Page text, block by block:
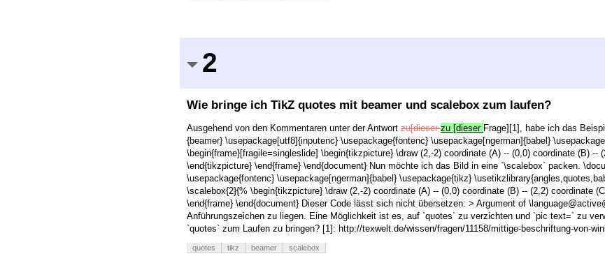
2
Wie bringe ich TikZ quotes mit beamer und scalebox zum laufen?
Ausgehend von den Kommentaren unter der Antwort zu[dieserzu [dieser Frage][1], habe ich das
{beamer} \usepackage[utf8]{inputenc} \usepackage{fontenc} \usepackage[ngerman]{babel}
\begin{frame}[fragile=singleslide] \begin{tikzpicture} \draw (2,-2) coordinate (A) -- (0,0) coordinate (B) --
\end{tikzpicture} \end{frame} \end{document} Nun möchte ich das Bild in eine `\scalebox` packen.
\usepackage{fontenc} \usepackage[ngerman]{babel} \usepackage{tikz}
\scalebox{2}{% \begin{tikzpicture} \draw (2,-2) coordinate (A) -- (0,0) coordinate (B) -- (2,2) coordinate
\end{frame} \end{document} Dieser Code lässt sich nicht übersetzen: > Argument of
Anführungszeichen zu liegen. Eine Möglichkeit ist es, auf `quotes` zu verzichten und `pic text=` zu
`quotes` zum Laufen zu bringen? [1]: http://texwelt.de/wissen/fragen/11158/mittige-beschriftung-von-
quotes tikz beamer scalebox